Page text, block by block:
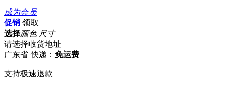
成为会员
促销 领取
选择颜色 尺寸
请选择收货地址
广东省|快递： 免运费
支持极速退款